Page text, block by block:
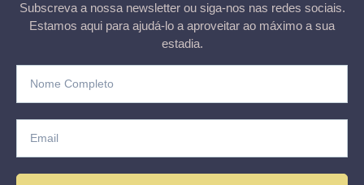
Subscreva a nossa newsletter ou siga-nos nas redes sociais.
Estamos aqui para ajudá-lo a aproveitar ao máximo a sua
estadia.